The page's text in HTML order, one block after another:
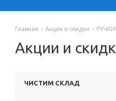
Главная - Акции и скидки - РУЧКИ
Акции и
ЧИСТИМ СКЛАД